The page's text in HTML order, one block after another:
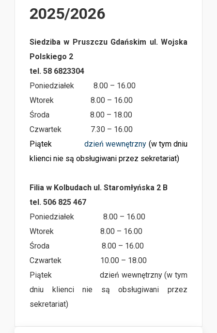
2025/2026
Siedziba w Pruszczu Gdańskim ul. Wojska
Polskiego 2
tel. 58 6823304
Poniedziałek 8.00 – 16.00
Wtorek 8.00 – 16.00
Środa 8.00 – 18.00
Czwartek 7.30 – 16.00
Piątek
dzień wewnętrzny (w tym dniu
klienci nie są obsługiwani przez sekretariat)
Filia w Kolbudach ul. Staromłyńska 2 B
tel. 506 825 467
Poniedziałek 8.00 – 16.00
Wtorek 8.00 – 16.00
Środa 8.00 – 16.00
Czwartek 10.00 – 18.00
Piątek dzień wewnętrzny (w tym
dniu klienci nie są obsługiwani przez
sekretariat)